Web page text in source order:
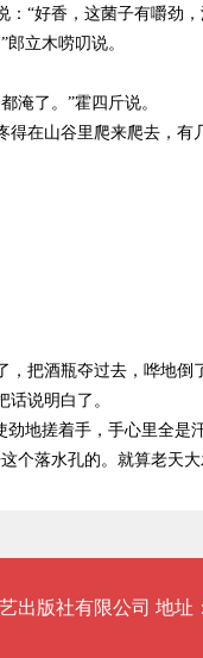
： “好香，这菌子有嚼劲
立木唠叨说。
淹了。”霍四斤说。
得在山谷里爬来爬去，
，把酒瓶夺过去，哗地倒
说明白了。
劲地搓着手，手心里全是
个落水孔的。就算老天
出版社有限公司 地址